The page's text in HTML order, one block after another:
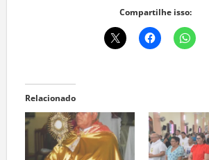
Compartilhe isso:
Relacionado